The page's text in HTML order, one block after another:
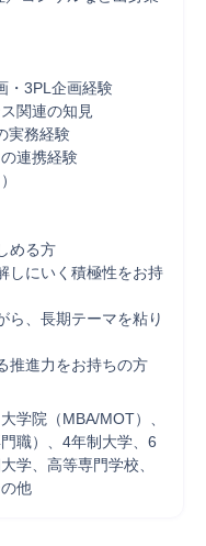
・3PL企画経験
関連の知見
実務経験
連携経験
める方
しにいく積極性をお持
ら、長期テーマを粘り
推進力をお持ちの方
学院（MBA/MOT）、
職）、4年制大学、6
学、高等専門学校、
他